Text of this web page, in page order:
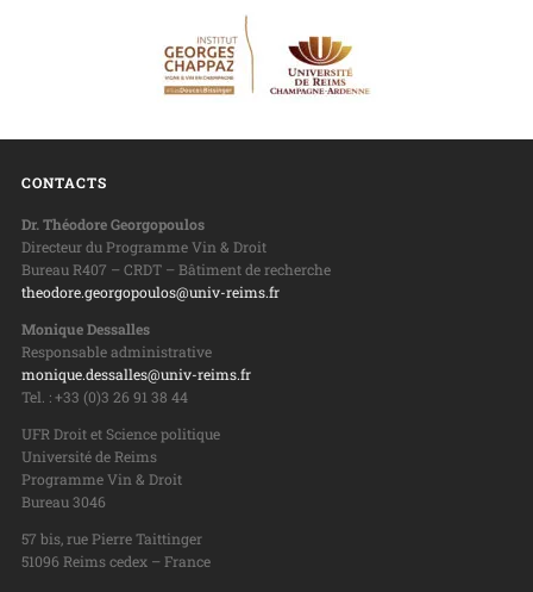
CONTACTS
Dr. Théodore Georgopoulos
Directeur du Programme Vin & Droit
Bureau R407 – CRDT – Bâtiment de recherche
theodore.georgopoulos@univ-reims.fr
Monique Dessalles
Responsable administrative
monique.dessalles@univ-reims.fr
Tel. : +33 (0)3 26 91 38 44
UFR Droit et Science politique
Université de Reims
Programme Vin & Droit
Bureau 3046
57 bis, rue Pierre Taittinger
51096 Reims cedex – France